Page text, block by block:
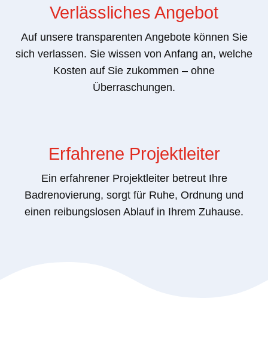
Verlässliches Angebot
Auf unsere transparenten Angebote können Sie
sich verlassen. Sie wissen von Anfang an, welche
Kosten auf Sie zukommen – ohne
Überraschungen.
Erfahrene Projektleiter
Ein erfahrener Projektleiter betreut Ihre
Badrenovierung, sorgt für Ruhe, Ordnung und
einen reibungslosen Ablauf in Ihrem Zuhause.